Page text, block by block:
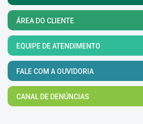
ÁREA DO CLIENTE
EQUIPE DE ATENDIMENTO
FALE COM A OUVIDORIA
CANAL DE DENÚNCIAS